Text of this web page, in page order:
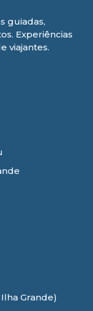
guiadas,
Experiências
viajantes.
Grande)